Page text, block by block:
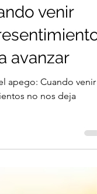
del
venir
avanzar
apego: Cuando venir
no nos deja